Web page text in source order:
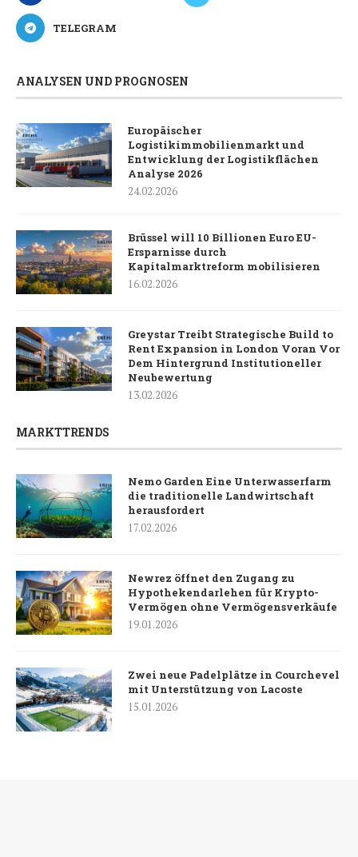
TELEGRAM
ANALYSEN UND PROGNOSEN
Europäischer
Logistikimmobilienmarkt und
Entwicklung der Logistikflächen
Analyse 2026
24.02.2026
Brüssel will 10 Billionen Euro EU-
Ersparnisse durch
Kapitalmarktreform mobilisieren
16.02.2026
Greystar Treibt Strategische Build to
Rent Expansion in London Voran Vor
Dem Hintergrund Institutioneller
Neubewertung
13.02.2026
MARKTTRENDS
Nemo Garden Eine Unterwasserfarm
die traditionelle Landwirtschaft
herausfordert
17.02.2026
Newrez öffnet den Zugang zu
Hypothekendarlehen für Krypto-
Vermögen ohne Vermögensverkäufe
19.01.2026
Zwei neue Padelplätze in Courchevel
mit Unterstützung von Lacoste
15.01.2026